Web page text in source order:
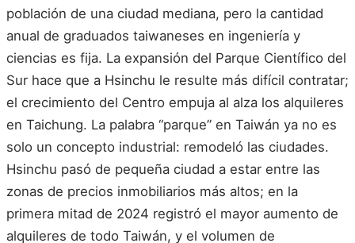
población de una ciudad mediana, pero la cantidad
anual de graduados taiwaneses en ingeniería y
ciencias es fija. La expansión del Parque Científico del
Sur hace que a Hsinchu le resulte más difícil contratar;
el crecimiento del Centro empuja al alza los alquileres
en Taichung. La palabra “parque” en Taiwán ya no es
solo un concepto industrial: remodeló las ciudades.
Hsinchu pasó de pequeña ciudad a estar entre las
zonas de precios inmobiliarios más altos; en la
primera mitad de 2024 registró el mayor aumento de
alquileres de todo Taiwán, y el volumen de